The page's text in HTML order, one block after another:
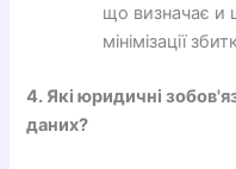
що визначає и
мінімізації
4. Які юридичні
даних?